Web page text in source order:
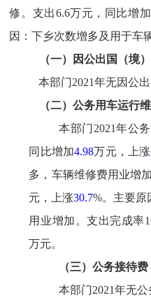
修 。 支出6.6万元，同比增加
因：下乡次数增多及用于车
（一）
因公出国（境
本部门2021年无因公
（二）公务用车运行
本部门2021年公
同比增加4.98万元， 上涨
多，车辆维修费用业增加
元，
上涨30.7%。主要原
用业增加 。支出完成率
万元。
（三）公务接待费
本部门2021年无公